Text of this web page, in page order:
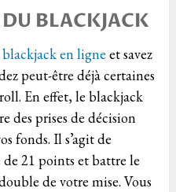
BLACKJACK
blackjack en ligne et savez
peut-être déjà certaines
En effet, le blackjack
des prises de décision
fonds. Il s’agit de
de 21 points et battre le
de votre mise. Vous